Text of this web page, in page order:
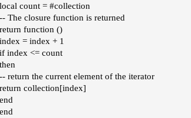
local count = #collection
-- The closure function is returned
return function ()
index = index + 1
if index <= count
then
-- return the current element of the iterator
return collection[index]
end
end